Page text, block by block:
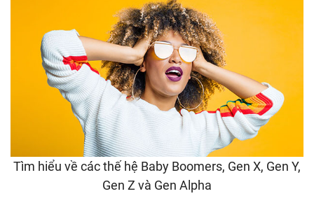
Tìm hiểu về các thế hệ Baby Boomers, Gen X, Gen Y,
Gen Z và Gen Alpha